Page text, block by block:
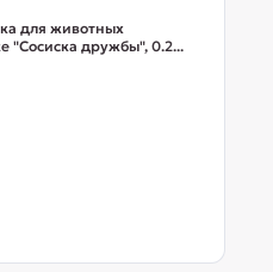
для животных
"Сосиска дружбы", 0.2...